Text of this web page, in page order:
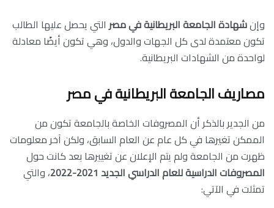
وإنشهادة الجامعة البريطانية في مصرالتي يحصل عليها الطالب
تكون معتمدة لدى كل الجهات والدول، وهي تكون أيضًا معادلة
لواحدة من الشهادات البريطانية.
مصاريفالجامعة البريطانية في مصر
من الجدير بالذكر أن المصروفات الخاصة بالجامعة تكون من
الممكن تغيرها في كل عام عن العام السابق، ولكن آخر معلومات
ظهرت من الجامعة ولم يتم الإعلان عن تغييرها بعد كانت حول
المصروفات الدراسية للعام الدراسي الجديد 2021-2022
، والتي
تمثلت في الآتي: